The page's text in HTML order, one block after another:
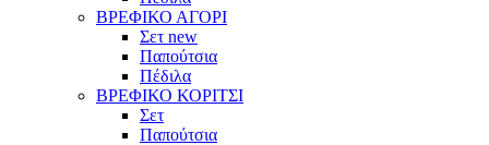
ΒΡΕΦΙΚΟ ΑΓΟΡΙ
Σετ new
Παπούτσια
Πέδιλα
ΒΡΕΦΙΚΟ ΚΟΡΙΤΣΙ
Σετ
Παπούτσια